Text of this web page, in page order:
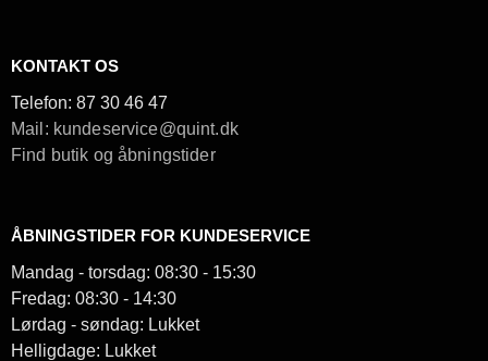
KONTAKT OS
Telefon: 87 30 46 47
Mail: kundeservice@quint.dk
Find butik og åbningstider
ÅBNINGSTIDER FOR KUNDESERVICE
Mandag - torsdag: 08:30 - 15:30
Fredag: 08:30 - 14:30
Lørdag - søndag: Lukket
Helligdage: Lukket